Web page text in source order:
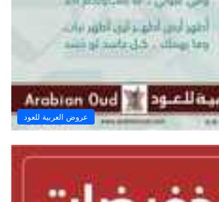
عروض العربية للعود